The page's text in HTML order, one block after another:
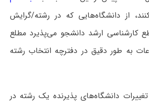
از دانشگاه‌هایی که در رشته/گرایش
کارشناسی ارشد دانشجو می‌پذیرد مطلع
به طور دقیق در دفترچه انتخاب رشته
دانشگاه‌های پذیرنده یک رشته در